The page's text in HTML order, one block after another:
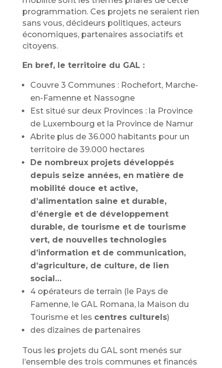
programmation. Ces projets ne seraient rien
sans vous, décideurs politiques, acteurs
économiques, partenaires associatifs et
citoyens.
En bref, le territoire du GAL :
Couvre 3 Communes : Rochefort, Marche-
en-Famenne et Nassogne
Est situé sur deux Provinces : la Province
de Luxembourg et la Province de Namur
Abrite plus de 36.000 habitants pour un
territoire de 39.000 hectares
De nombreux projets développés
depuis seize années, en matière de
mobilité douce et active,
d’alimentation saine et durable,
d’énergie et de développement
durable, de tourisme et de tourisme
vert, de nouvelles technologies
d’information et de communication,
d’agriculture, de culture, de lien
social…
4 opérateurs de terrain (le Pays de
Famenne, le GAL Romana, la Maison du
Tourisme et les centres culturels)
des dizaines de partenaires
Tous les projets du GAL sont menés sur
l’ensemble des trois communes et financés